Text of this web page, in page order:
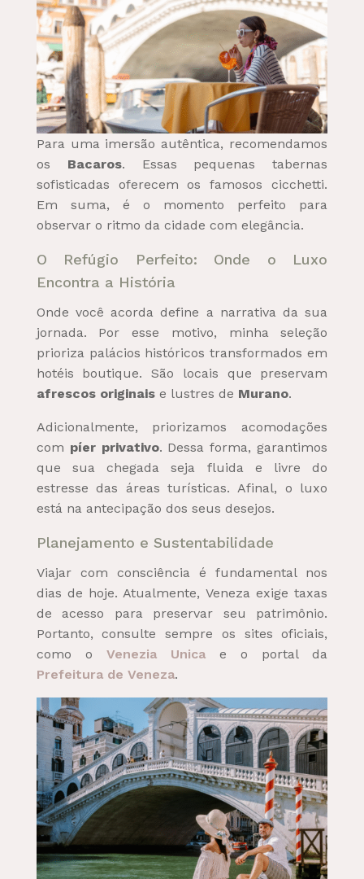
Para uma imersão autêntica, recomendamos
os Bacaros. Essas pequenas tabernas
sofisticadas oferecem os famososcicchetti.
Em suma, é o momento perfeito para
observar o ritmo da cidade com elegância.
O Refúgio Perfeito: Onde o Luxo
Encontra a História
Onde você acorda define a narrativa da sua
jornada. Por esse motivo, minha seleção
prioriza palácios históricos transformados em
hotéis boutique. São locais que preservam
afrescos originaise lustres de Murano.
Adicionalmente, priorizamos acomodações
com píer privativo. Dessa forma, garantimos
que sua chegada seja fluida e livre do
estresse das áreas turísticas. Afinal, o luxo
está na antecipação dos seus desejos.
Planejamento e Sustentabilidade
Viajar com consciência é fundamental nos
dias de hoje. Atualmente, Veneza exige taxas
de acesso para preservar seu patrimônio.
Portanto, consulte sempre os sites oficiais,
como o Venezia Unicae o portal da
Prefeitura de Veneza.